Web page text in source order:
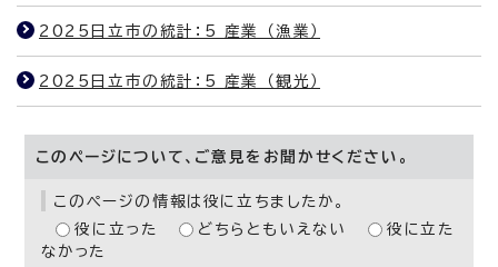
2025日立市の統計：5 産業 （漁業）
2025日立市の統計：5 産業 （観光）
このページについて、ご意見をお聞かせください。
このページの情報は役に立ちましたか。
役に立った
どちらともいえない
役に立た
なかった